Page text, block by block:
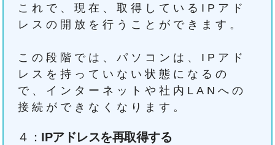
これで、現在、取得しているIPアド
レスの開放を行うことができます。
この段階では、パソコンは、IPアド
レスを持っていない状態になるの
で、インターネットや社内LANへの
接続ができなくなります。
４： IPアドレスを再取得する